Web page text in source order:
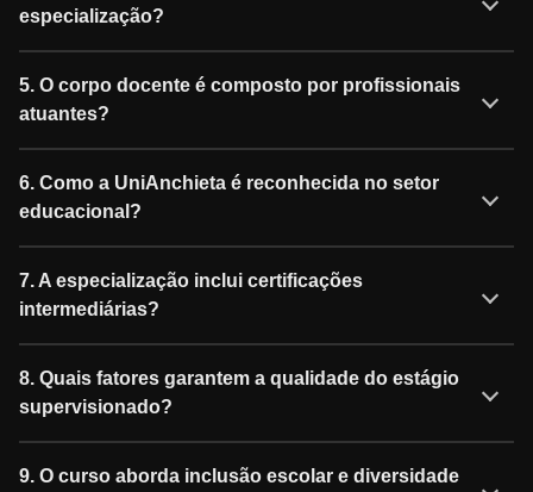
especialização?
5. O corpo docente é composto por profissionais
atuantes?
6. Como a UniAnchieta é reconhecida no setor
educacional?
7. A especialização inclui certificações
intermediárias?
8. Quais fatores garantem a qualidade do estágio
supervisionado?
9. O curso aborda inclusão escolar e diversidade